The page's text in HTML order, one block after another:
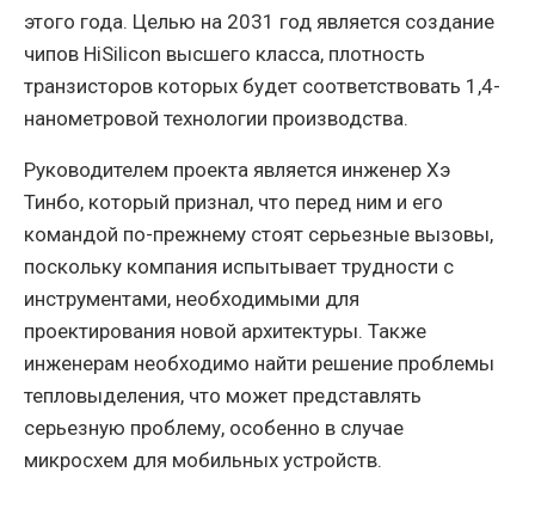
этого года. Целью на 2031 год является создание
чипов HiSilicon высшего класса, плотность
транзисторов которых будет соответствовать 1,4-
нанометровой технологии производства.
Руководителем проекта является инженер Хэ
Тинбо, который признал, что перед ним и его
командой по-прежнему стоят серьезные вызовы,
поскольку компания испытывает трудности с
инструментами, необходимыми для
проектирования новой архитектуры. Также
инженерам необходимо найти решение проблемы
тепловыделения, что может представлять
серьезную проблему, особенно в случае
микросхем для мобильных устройств.